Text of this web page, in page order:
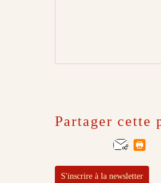
Partager cette
S'inscrire à la newsletter